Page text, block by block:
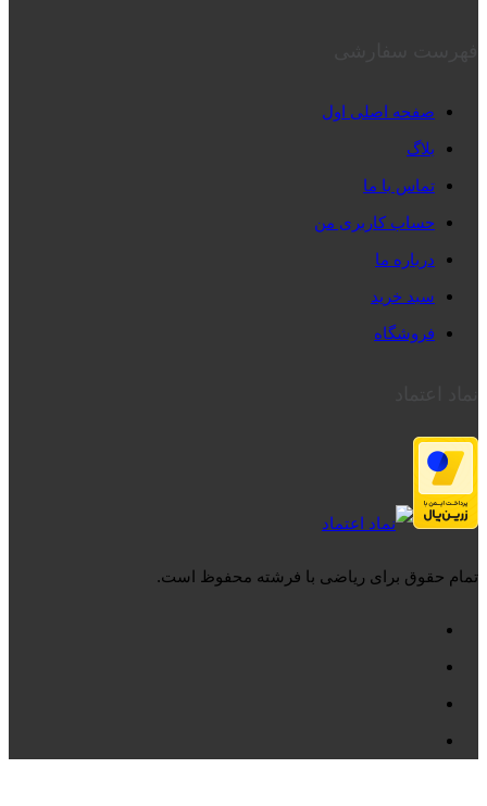
صفحه اصلی اول
بلاگ
تماس با ما
حساب کاربری من
درباره ما
سبد خرید
فروشگاه
تمام حقوق برای ریاضی با فرشته محفوظ است.